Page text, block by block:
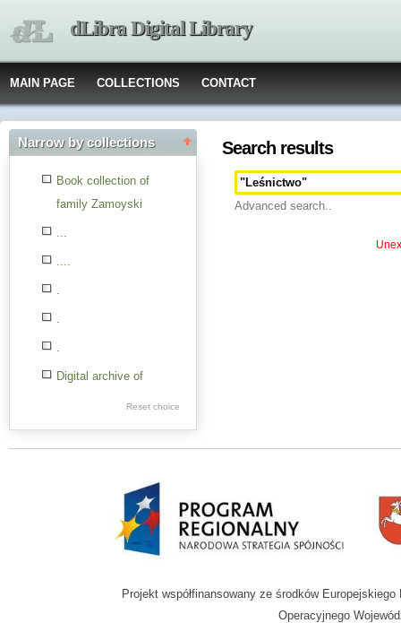
dLibra Digital Library
MAIN PAGE COLLECTIONS CONTACT
Narrow by collections
Book collection of
family Zamoyski
...
....
.
.
.
Digital archive of
Reset choice
Search results
Advanced search..
Projekt współfinansowany ze środków
Operacyjnego